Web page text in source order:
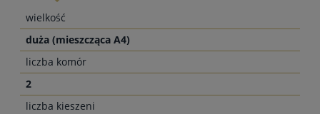
wielkość
duża (mieszcząca A4)
liczba komór
2
liczba kieszeni